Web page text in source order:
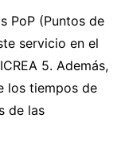
PoP (Puntos de
servicio en el
5. Además,
los tiempos de
de las